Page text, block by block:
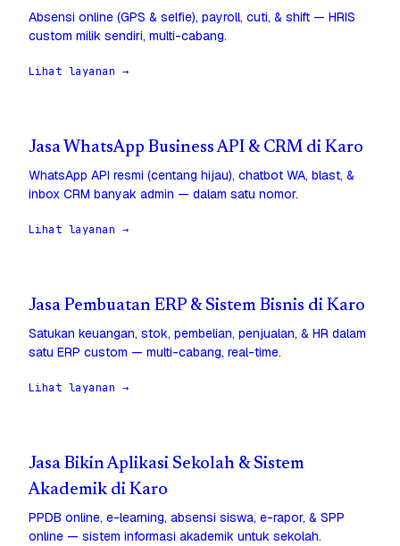
Absensi online (GPS & selfie), payroll, cuti, & shift — HRIS
custom milik sendiri, multi-cabang.
Lihat layanan →
Jasa WhatsApp Business API & CRM di Karo
WhatsApp API resmi (centang hijau), chatbot WA, blast, &
inbox CRM banyak admin — dalam satu nomor.
Lihat layanan →
Jasa Pembuatan ERP & Sistem Bisnis di Karo
Satukan keuangan, stok, pembelian, penjualan, & HR dalam
satu ERP custom — multi-cabang, real-time.
Lihat layanan →
Jasa Bikin Aplikasi Sekolah & Sistem
Akademik di Karo
PPDB online, e-learning, absensi siswa, e-rapor, & SPP
online — sistem informasi akademik untuk sekolah.